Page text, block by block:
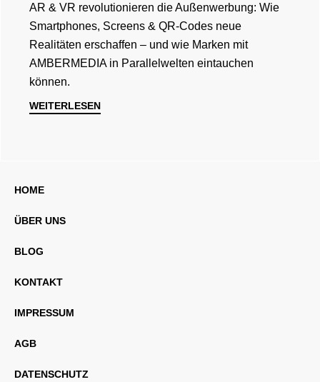
AR & VR revolutionieren die Außenwerbung: Wie
Smartphones, Screens & QR-Codes neue
Realitäten erschaffen – und wie Marken mit
AMBERMEDIA in Parallelwelten eintauchen
können.
WEITERLESEN
HOME
ÜBER UNS
BLOG
KONTAKT
IMPRESSUM
AGB
DATENSCHUTZ